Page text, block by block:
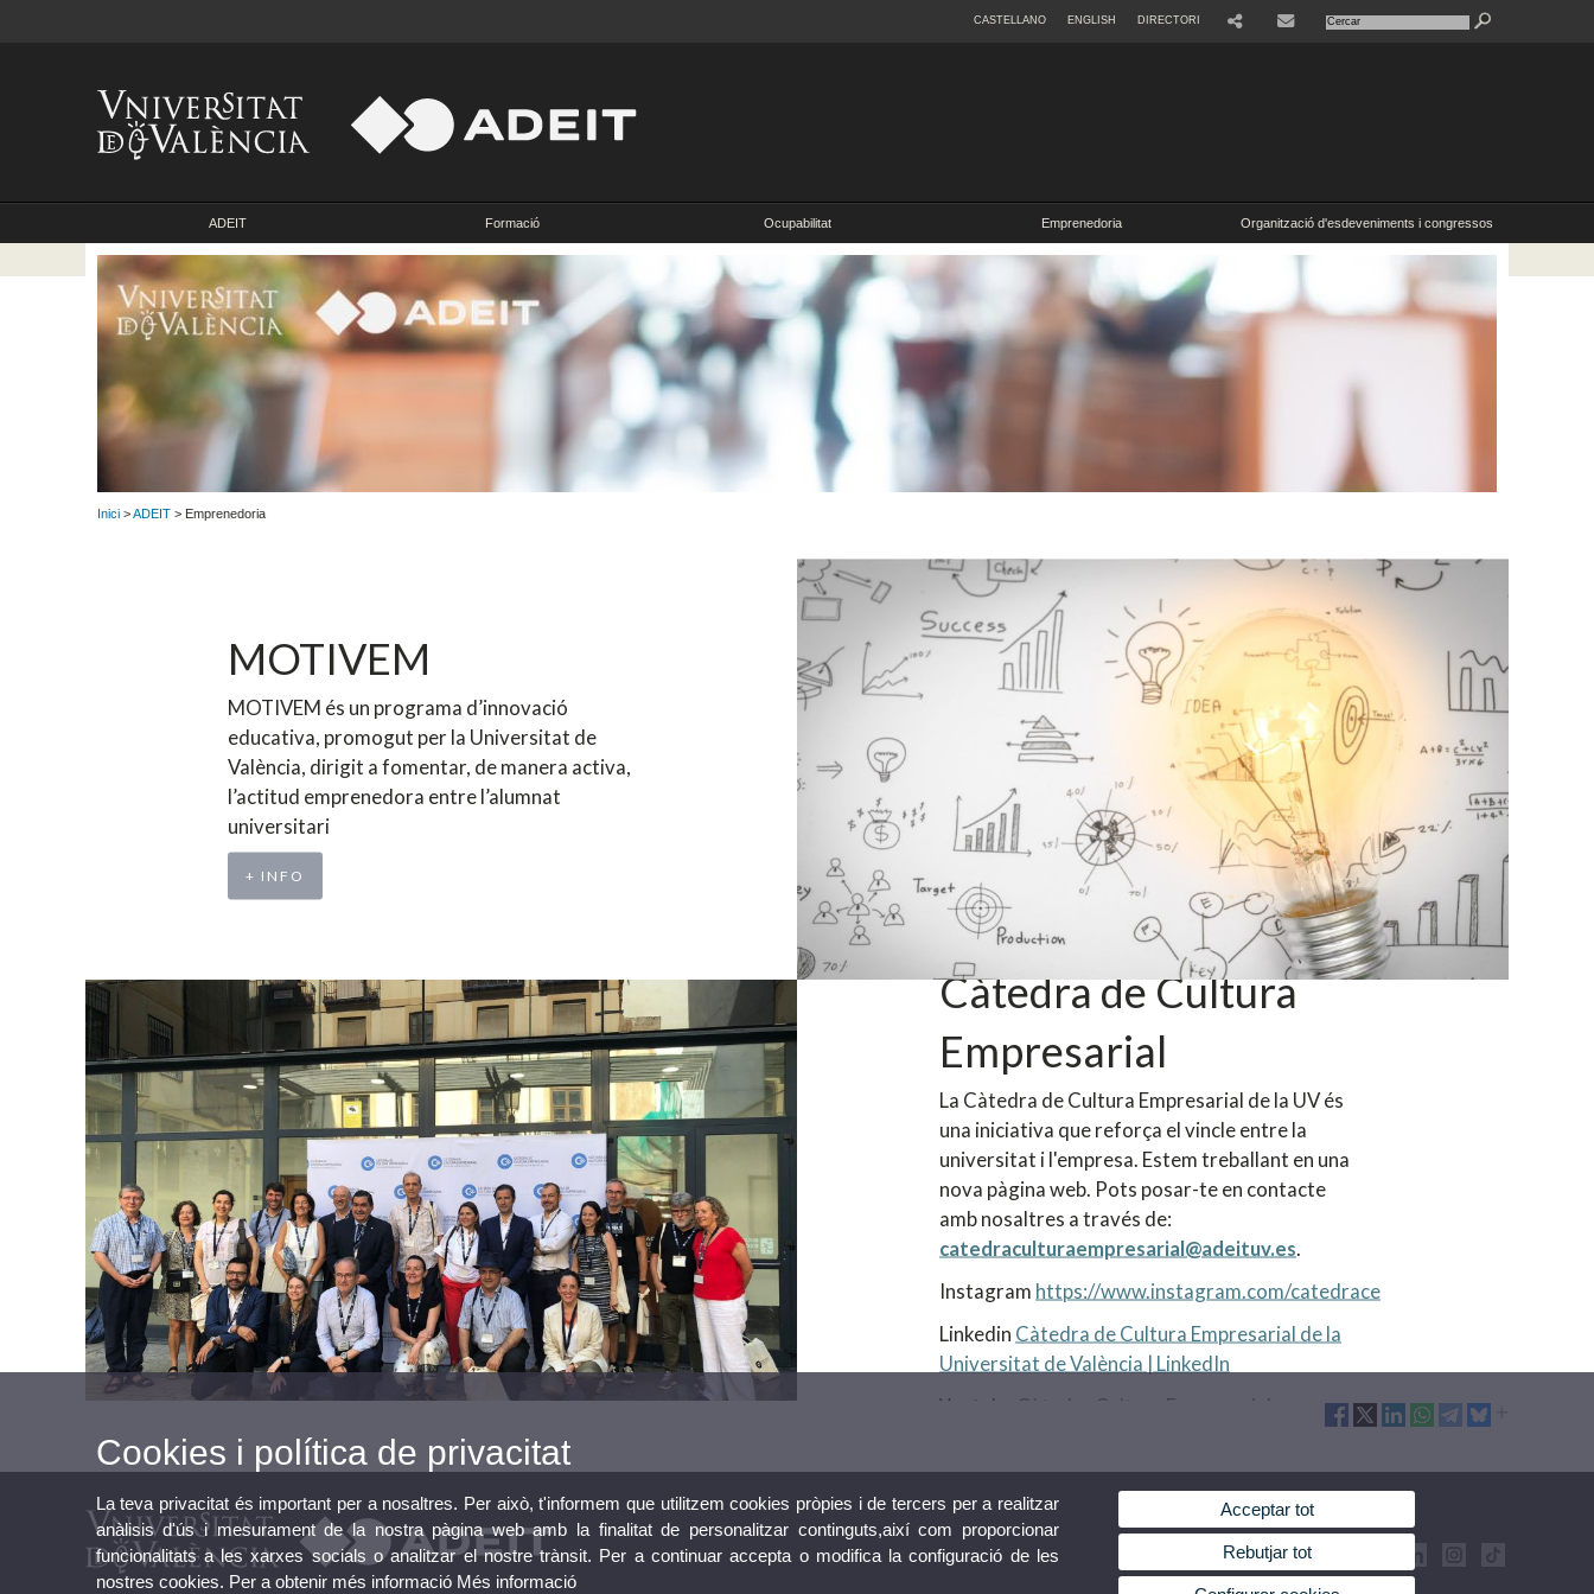
CASTELLANO ENGLISH DIRECTORI
ADEIT Formació Ocupabilitat Emprenedoria Organització d'esdeveniments i congressos
Inici >ADEIT > Emprenedoria
MOTIVEM
MOTIVEM és un programa d’innovació
educativa, promogut per la Universitat de
València, dirigit a fomentar, de manera activa,
l’actitud emprenedora entre l’alumnat
universitari
+ INFO
Càtedra de Cultura
Empresarial
La Càtedra de Cultura Empresarial de la UV és
una iniciativa que reforça el vincle entre la
universitat i l'empresa. Estem treballant en una
nova pàgina web. Pots posar-te en contacte
amb nosaltres a través de:
catedraculturaempresarial@adeituv.es
Instagram https://www.instagram.com/catedrace
Linkedin Càtedra de Cultura Empresarial de la
Universitat de València | LinkedIn
Youtube
Càtedra Cultura Empresarial
Cookies i política de privacitat
La teva privacitat és important per a nosaltres. Per això, t'informem que utilitzem cookies pròpies i de tercers per a realitzar
anàlisis d'ús i mesurament de la nostra pàgina web amb la finalitat de personalitzar continguts,així com proporcionar
funcionalitats a les xarxes socials o analitzar el nostre trànsit. Per a continuar accepta o modifica la configuració de les
nostres cookies. Per a obtenir més informació Més informació
Acceptar tot
Rebutjar tot